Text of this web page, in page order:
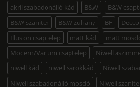
akril szabadonálló kád B&W B&W
B&W szaniter
B&W zuhany BF
Illusion csaptelep
matt kád
matt
Modern/Varium csaptelep
Niwell
niwell kád
niwell sarokkád
Niwell
Niwell szabadonálló mosdó
Niwell